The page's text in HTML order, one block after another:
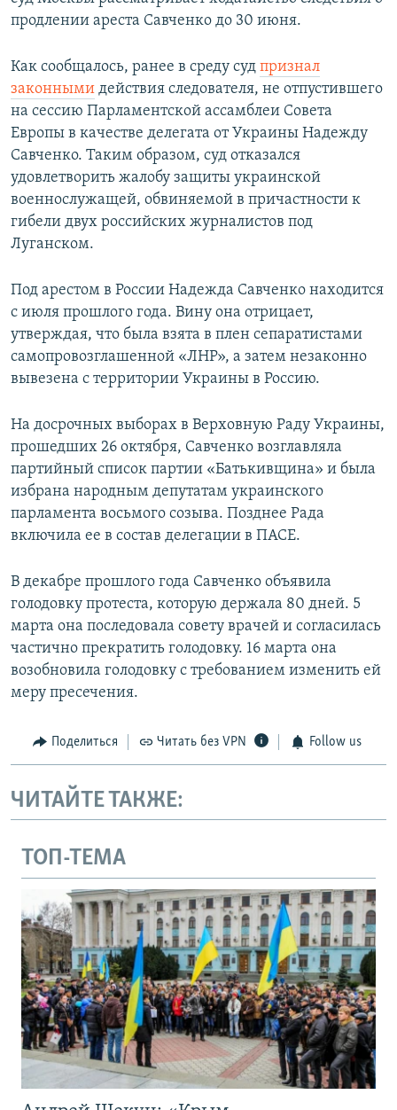
продлении ареста Савченко до 30 июня.
Как сообщалось, ранее в среду суд признал
законными действия следователя, не отпустившего
на сессию Парламентской ассамблеи Совета
Европы в качестве делегата от Украины Надежду
Савченко. Таким образом, суд отказался
удовлетворить жалобу защиты украинской
военнослужащей, обвиняемой в причастности к
гибели двух российских журналистов под
Луганском.
Под арестом в России Надежда Савченко находится
с июля прошлого года. Вину она отрицает,
утверждая, что была взята в плен сепаратистами
самопровозглашенной «ЛНР», а затем незаконно
вывезена с территории Украины в Россию.
На досрочных выборах в Верховную Раду Украины,
прошедших 26 октября, Савченко возглавляла
партийный список партии «Батькивщина» и была
избрана народным депутатам украинского
парламента восьмого созыва. Позднее Рада
включила ее в состав делегации в ПАСЕ.
В декабре прошлого года Савченко объявила
голодовку протеста, которую держала 80 дней. 5
марта она последовала совету врачей и согласилась
частично прекратить голодовку. 16 марта она
возобновила голодовку с требованием изменить ей
меру пресечения.
Поделиться Читать без VPN Follow us
ЧИТАЙТЕ ТАКЖЕ:
ТОП-ТЕМА